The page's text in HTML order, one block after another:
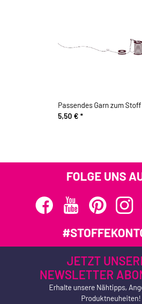
Passendes Garn zum Stoff
5,50 € *
FOLGE UNS
JETZT
NEWSLETTER
Erhalte unsere Nähtipps,
Produktneuheiten!